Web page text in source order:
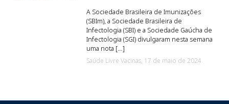
A Sociedade Brasileira de Imunizações
(SBIm), a Sociedade Brasileira de
Infectologia (SBI) e a Sociedade Gaúcha de
Infectologia (SGI) divulgaram nesta semana
uma nota […]
Saúde Livre Vacinas, 17 de maio de 2024